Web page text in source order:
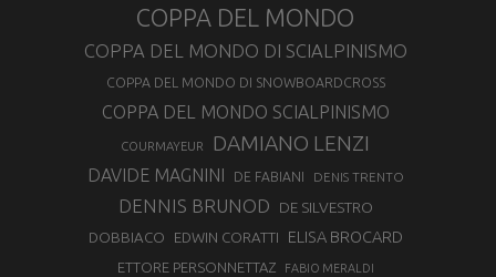
COPPA DEL MONDO
COPPA DEL MONDO DI SCIALPINISMO
COPPA DEL MONDO DI SNOWBOARDCROSS
COPPA DEL MONDO SCIALPINISMO
COURMAYEUR DAMIANO LENZI
DAVIDE MAGNINI DE FABIANI DENIS TRENTO
DENNIS BRUNOD DE SILVESTRO
DOBBIACO EDWIN CORATTI ELISA BROCARD
ETTORE PERSONNETTAZ FABIO MERALDI